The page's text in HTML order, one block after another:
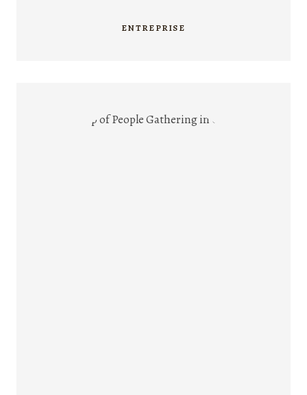
ENTREPRISE